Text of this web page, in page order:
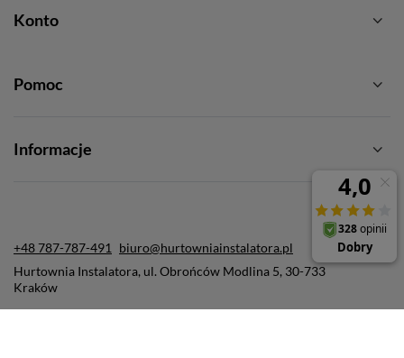
Konto
Pomoc
Informacje
+48 787-787-491 biuro@hurtowniainstalatora.pl
Hurtownia Instalatora, ul. Obrońców Modlina 5, 30-733
Kraków